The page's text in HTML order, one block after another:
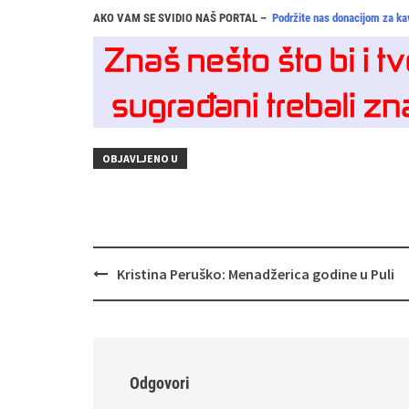
AKO VAM SE SVIDIO NAŠ PORTAL – Podržite nas donacijom za
OBJAVLJENO U
Navigacija
Kristina Peruško: Menadžerica godine u Puli
Odgovori